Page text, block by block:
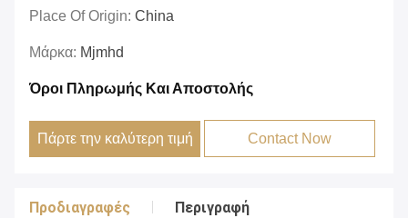
Place Of Origin: China
Μάρκα: Mjmhd
Όροι Πληρωμής Και Αποστολής
Πάρτε την καλύτερη τιμή Contact Now
Προδιαγραφές Περιγραφή